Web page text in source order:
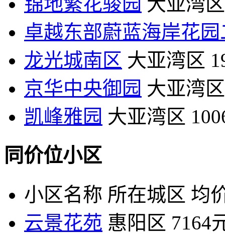
卓越东部蔚蓝海岸花园
龙光城南区 大亚湾区
京华中央御园 大亚湾区
凯峰雅园 大亚湾区
同价位小区
小区名称 所在城区 均
云景花苑 惠阳区 7164